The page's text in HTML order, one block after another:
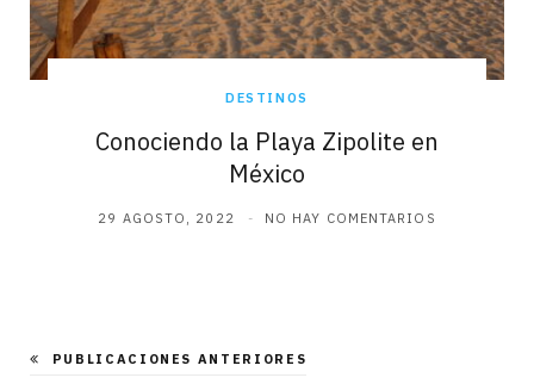
DESTINOS
Conociendo la Playa Zipolite en
México
29 AGOSTO, 2022 NO HAY COMENTARIOS
PUBLICACIONES ANTERIORES